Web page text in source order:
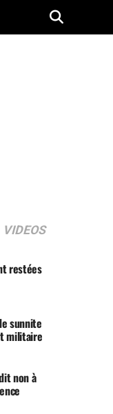
VIDEOS
restées
sunnite
militaire
non à